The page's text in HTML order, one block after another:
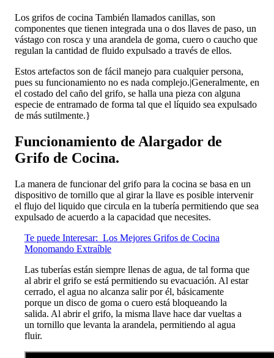
Los grifos de cocina También llamados canillas, son
componentes que tienen integrada una o dos llaves de paso, un
vástago con rosca y una arandela de goma, cuero o caucho que
regulan la cantidad de fluido expulsado a través de ellos.
Estos artefactos son de fácil manejo para cualquier persona,
pues su funcionamiento no es nada complejo.|Generalmente, en
el costado del caño del grifo, se halla una pieza con alguna
especie de entramado de forma tal que el líquido sea expulsado
de más sutilmente.}
Funcionamiento de Alargador de
Grifo de Cocina.
La manera de funcionar del grifo para la cocina se basa en un
dispositivo de tornillo que al girar la llave es posible intervenir
el flujo del liquido que circula en la tubería permitiendo que sea
expulsado de acuerdo a la capacidad que necesites.
Te puede Interesar: Los Mejores Grifos de Cocina
Monomando Extraíble
Las tuberías están siempre llenas de agua, de tal forma que
al abrir el grifo se está permitiendo su evacuación. Al estar
cerrado, el agua no alcanza salir por él, básicamente
porque un disco de goma o cuero está bloqueando la
salida. Al abrir el grifo, la misma llave hace dar vueltas a
un tornillo que levanta la arandela, permitiendo al agua
fluir.